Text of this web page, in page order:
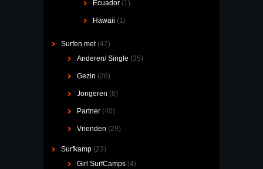
Ecuador (1)
Hawaii (1)
Surfen met(47)
Anderen/ Single (35)
Gezin (26)
Jongeren (8)
Partner (40)
Vrienden (29)
Surfkamp (23)
Girl SurfCamps (4)